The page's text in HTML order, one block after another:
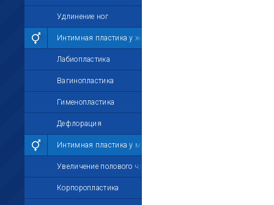
Удлинение ног
Интимная пластика у женщин
Лабиопластика
Вагинопластика
Гименопластика
Дефлорация
Интимная пластика у мужчин
Увеличение полового члена
Корпоропластика